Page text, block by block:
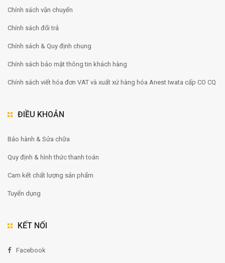
Chính sách vận chuyển
Chính sách đổi trả
Chính sách & Quy định chung
Chính sách bảo mật thông tin khách hàng
Chính sách viết hóa đơn VAT và xuất xứ hàng hóa Anest Iwata cấp CO CQ
ĐIỀU KHOẢN
Bảo hành & Sửa chữa
Quy định & hình thức thanh toán
Cam kết chất lượng sản phẩm
Tuyển dụng
KẾT NỐI
Facebook